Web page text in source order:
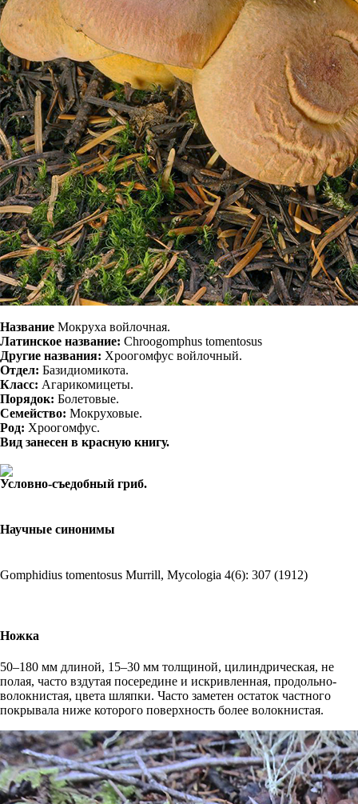
Название Мокруха войлочная.
Латинское название: Chroogomphus tomentosus
Другие названия: Хроогомфус войлочный.
Отдел: Базидиомикота.
Класс: Агарикомицеты.
Порядок: Болетовые.
Семейство: Мокруховые.
Род: Хроогомфус.
Вид занесен в красную книгу.
Условно-съедобный гриб.
Научные синонимы
Gomphidius tomentosus Murrill, Mycologia 4(6): 307 (1912)
Ножка
50–180 мм длиной, 15–30 мм толщиной, цилиндрическая, не
полая, часто вздутая посередине и искривленная, продольно-
волокнистая, цвета шляпки. Часто заметен остаток частного
покрывала ниже которого поверхность более волокнистая.